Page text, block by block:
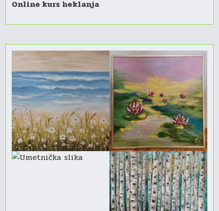
Online kurs heklanja